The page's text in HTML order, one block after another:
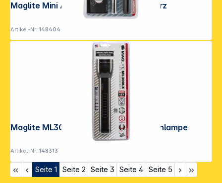
Maglite Mini AA Taschenlampe schwarz
Artikel-Nr.:148404
Maglite ML300LX 2D schwarz Taschenlampe
Artikel-Nr.:148313
Seite 1 Seite 2 Seite 3 Seite 4 Seite 5